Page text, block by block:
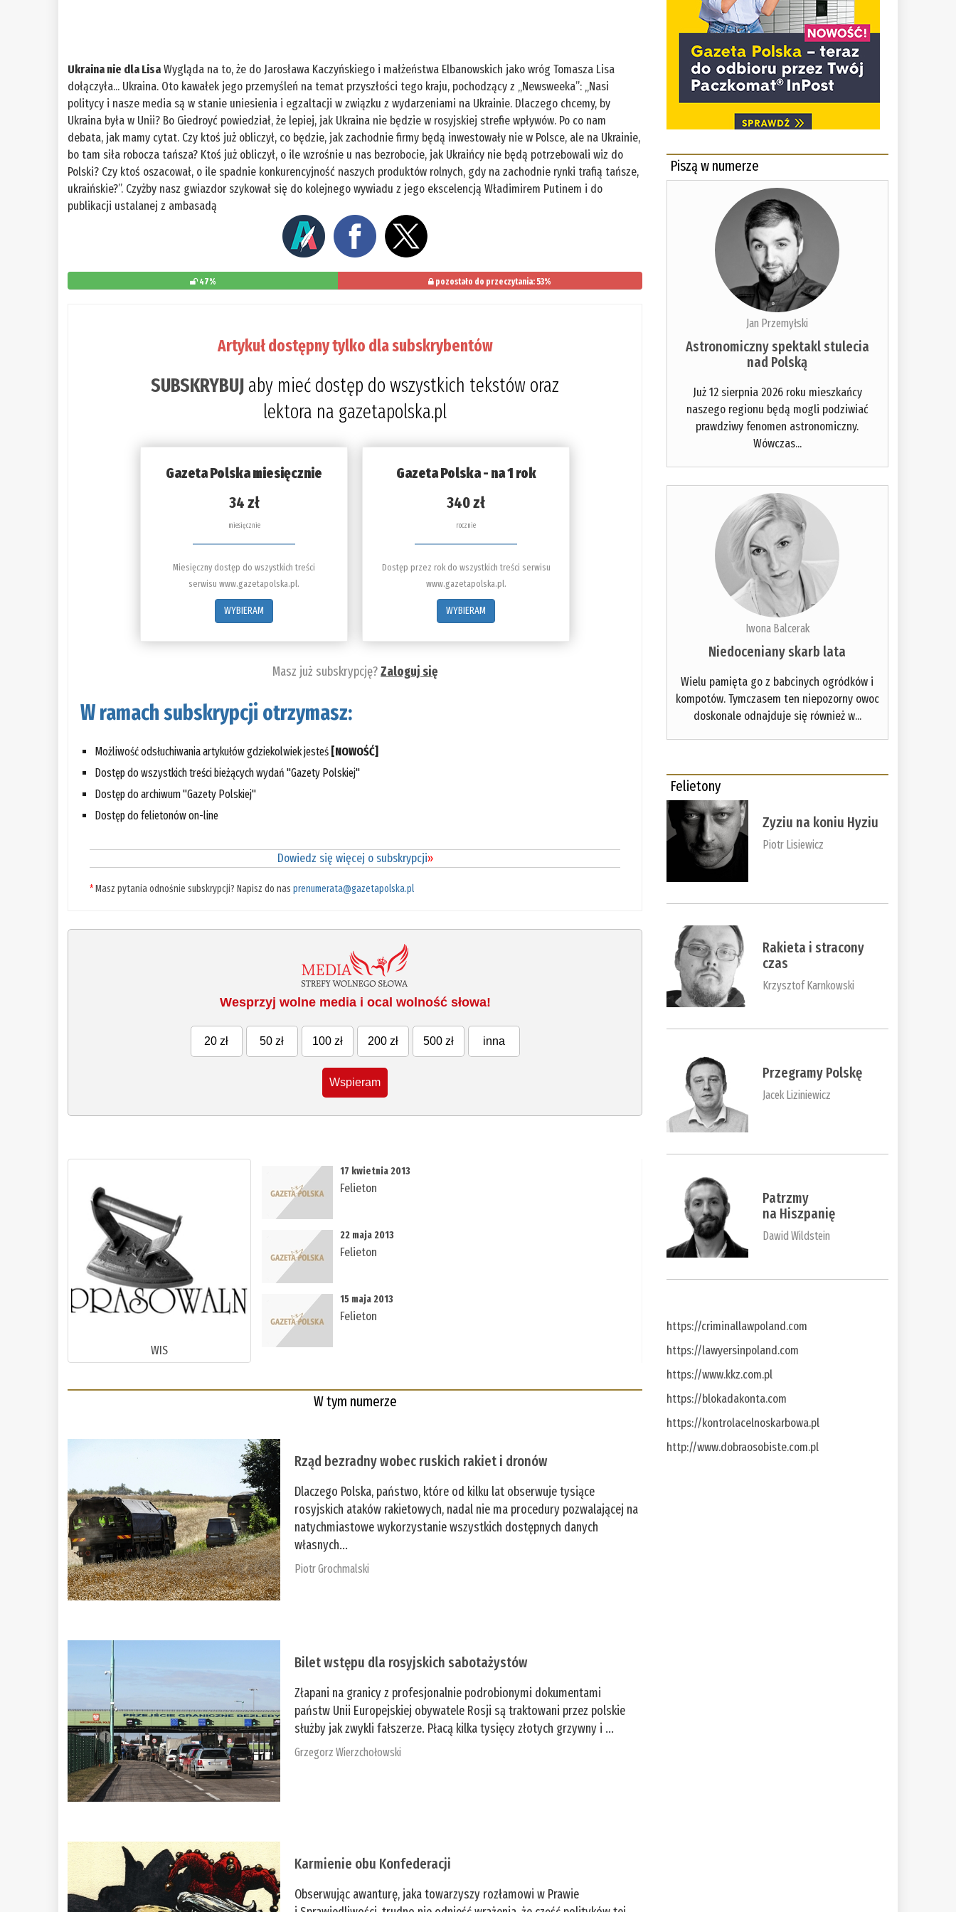
Ukraina nie dla LisaWygląda na to, że do Jarosława Kaczyńskiego i małżeństwa Elbanowskich jako wróg Tomasza Lisa
dołączyła... Ukraina. Oto kawałek jego przemyśleń na temat przyszłości tego kraju, pochodzący z „Newsweeka”: „Nasi
politycy i nasze media są w stanie uniesienia i egzaltacji w związku z wydarzeniami na Ukrainie. Dlaczego chcemy, by
Ukraina była w Unii? Bo Giedroyć powiedział, że lepiej, jak Ukraina nie będzie w rosyjskiej strefie wpływów. Po co nam
debata, jak mamy cytat. Czy ktoś już obliczył, co będzie, jak zachodnie firmy będą inwestowały nie w Polsce, ale na Ukrainie,
bo tam siła robocza tańsza? Ktoś już obliczył, o ile wzrośnie u nas bezrobocie, jak Ukraińcy nie będą potrzebowali wiz do
Polski? Czy ktoś oszacował, o ile spadnie konkurencyjność naszych produktów rolnych, gdy na zachodnie rynki trafią tańsze,
ukraińskie?”. Czyżby nasz gwiazdor szykował się do kolejnego wywiadu z jego ekscelencją Władimirem Putinem i do
publikacji ustalanej z ambasadą
47% pozostało do przeczytania: 53%
Artykuł dostępny tylko dla subskrybentów
SUBSKRYBUJ aby mieć dostęp do wszystkich tekstów oraz
lektora na gazetapolska.pl
Gazeta Polska miesięcznie
34 zł
miesięcznie
Miesięczny dostęp do wszystkich treści
serwisu www.gazetapolska.pl.
WYBIERAM
Gazeta Polska - na 1 rok
340 zł
rocznie
Dostęp przez rok do wszystkich treści serwisu
www.gazetapolska.pl.
WYBIERAM
Masz już subskrypcję?Zaloguj się
W ramach subskrypcji otrzymasz:
Możliwość odsłuchiwania artykułów gdziekolwiek jesteś [NOWOŚĆ]
Dostęp do wszystkich treści bieżących wydań "Gazety Polskiej"
Dostęp do archiwum "Gazety Polskiej"
Dostęp do felietonów on-line
Dowiedz się więcej o subskrypcji»
*Masz pytania odnośnie subskrypcji? Napisz do nasprenumerata@gazetapolska.pl
Wesprzyj wolne media i ocal wolność słowa!
20 zł 50 zł 100 zł 200 zł 500 zł inna
Wspieram
WIS
17 kwietnia 2013
Felieton
22 maja 2013
Felieton
15 maja 2013
Felieton
W tym numerze
Rząd bezradny wobec ruskich rakiet i dronów
Dlaczego Polska, państwo, które od kilku lat obserwuje tysiące
rosyjskich ataków rakietowych, nadal nie ma procedury pozwalającej na
natychmiastowe wykorzystanie wszystkich dostępnych danych
własnych...
Piotr Grochmalski
Bilet wstępu dla rosyjskich sabotażystów
Złapani na granicy z profesjonalnie podrobionymi dokumentami
państw Unii Europejskiej obywatele Rosji są traktowani przez polskie
służby jak zwykli fałszerze. Płacą kilka tysięcy złotych grzywny i ...
Grzegorz Wierzchołowski
Karmienie obu Konfederacji
Obserwując awanturę, jaka towarzyszy rozłamowi w Prawie
Piszą w numerze
Jan Przemyłski
Astronomiczny spektakl stulecia
nad Polską
Już 12 sierpnia 2026 roku mieszkańcy
naszego regionu będą mogli podziwiać
prawdziwy fenomen astronomiczny.
Wówczas...
Iwona Balcerak
Niedoceniany skarb lata
Wielu pamięta go z babcinych ogródków i
kompotów. Tymczasem ten niepozorny owoc
doskonale odnajduje się również w...
Felietony
Zyziu na koniu Hyziu
Piotr Lisiewicz
Rakieta i stracony
czas
Krzysztof Karnkowski
Przegramy Polskę
Jacek Liziniewicz
Patrzmy
na Hiszpanię
Dawid Wildstein
https://criminallawpoland.com
https://lawyersinpoland.com
https://www.kkz.com.pl
https://blokadakonta.com
https://kontrolacelnoskarbowa.pl
http://www.dobraosobiste.com.pl